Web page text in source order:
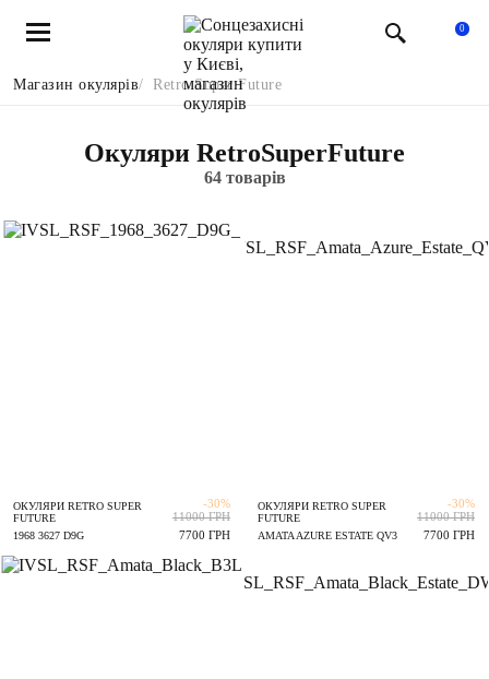
0
Магазин окулярів Retro Super Future
Окуляри RetroSuperFuture
64 товарів
ОКУЛЯРИ RETRO SUPER
FUTURE
1968 3627 D9G
11000 ГРН
-30%
7700 ГРН
ОКУЛЯРИ RETRO SUPER
FUTURE
AMATA AZURE ESTATE QV3
11000 ГРН
-30%
7700 ГРН